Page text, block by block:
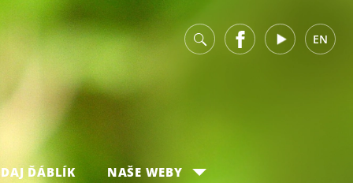
v FacebookYoutube EN
ĎÁBLÍK NAŠE WEBY